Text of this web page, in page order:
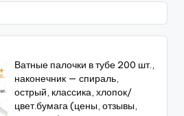
Ватные палочки в тубе 200 шт.,
наконечник — спираль,
острый, классика, хлопок/
цвет.бумага (цены, отзывы,